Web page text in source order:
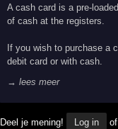
A cash card is a pre-
of cash at the registers.
If you wish to purchase a
debit card or with cash.
→ lees meer
Deel je mening! Log in of